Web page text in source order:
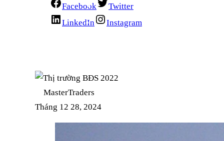
Facebook
Twitter
LinkedIn
Instagram
MasterTraders
Tháng 12 28, 2024